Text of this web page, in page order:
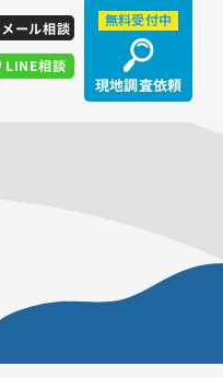
無料受付中
現地調査依頼
メール相談
LINE相談